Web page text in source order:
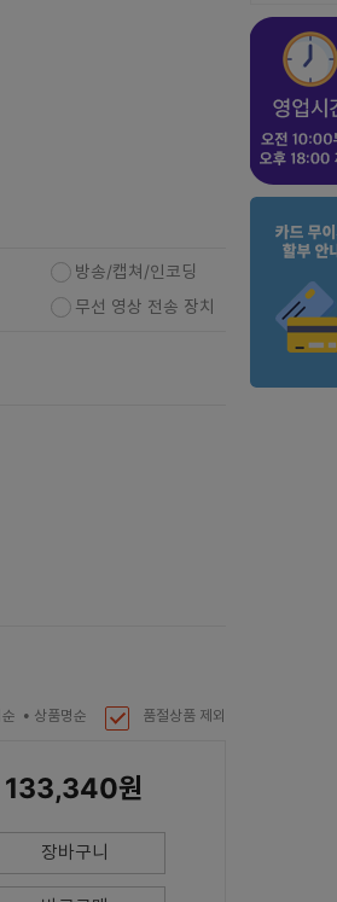
방송/캡쳐/인코딩
무선 영상 전송 장치
상품명순 품절상품 제외
133,340원
장바구니